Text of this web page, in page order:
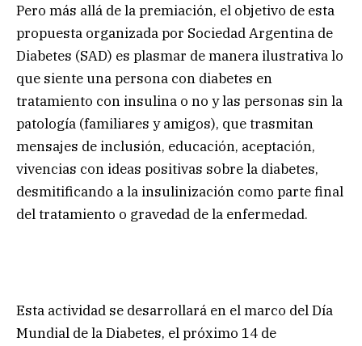
Pero más allá de la premiación, el objetivo de esta
propuesta organizada por Sociedad Argentina de
Diabetes (SAD) es plasmar de manera ilustrativa lo
que siente una persona con diabetes en
tratamiento con insulina o no y las personas sin la
patología (familiares y amigos), que trasmitan
mensajes de inclusión, educación, aceptación,
vivencias con ideas positivas sobre la diabetes,
desmitificando a la insulinización como parte final
del tratamiento o gravedad de la enfermedad.
Esta actividad se desarrollará en el marco del Día
Mundial de la Diabetes, el próximo 14 de